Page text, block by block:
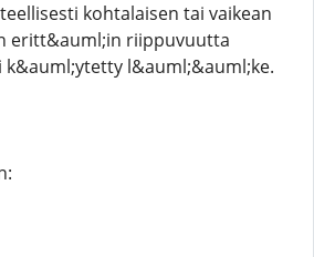
kohtalaisen tai vaikean
eritt&auml;in riippuvuutta
l&auml;&auml;ke.